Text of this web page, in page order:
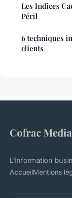
Les Indices
Péril
6 techniques
clients
Cofrac Media
L'information
AccueilMentions